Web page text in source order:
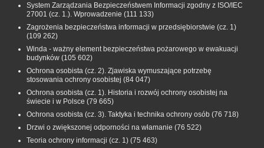
System Zarządzania Bezpieczeństwem Informacji zgodny z ISO/IEC
27001 (cz. 1.). Wprowadzenie (111 133)
Zagrożenia bezpieczeństwa informacji w przedsiębiorstwie (cz. 1)
(109 262)
Winda - ważny element bezpieczeństwa pożarowego w ewakuacji
budynków (105 602)
Ochrona osobista (cz. 2). Zjawiska wymuszające potrzebę
stosowania ochrony osobistej (84 047)
Ochrona osobista (cz. 1). Historia i rozwój ochrony osobistej na
świecie i w Polsce (79 665)
Ochrona osobista (cz. 3). Taktyka i technika ochrony osób (76 718)
Drzwi o zwiększonej odporności na włamanie (76 522)
Teoria ochrony informacji (cz. 1) (75 463)